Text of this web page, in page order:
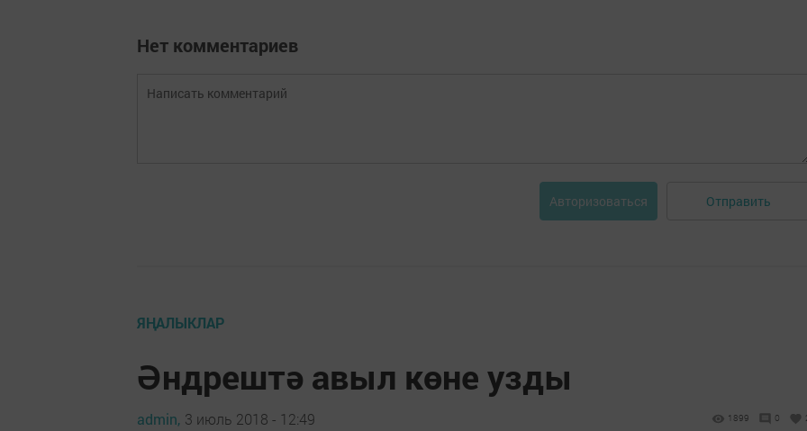
Нет комментариев
Авторизоваться Отправить
ЯҢАЛЫКЛАР
Әндрештә авыл көне узды
admin, 3 июль 2018 - 12:49 1899 0